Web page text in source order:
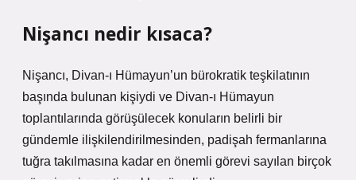
Nişancı nedir kısaca?
Nişancı, Divan-ı Hümayun’un bürokratik teşkilatının
başında bulunan kişiydi ve Divan-ı Hümayun
toplantılarında görüşülecek konuların belirli bir
gündemle ilişkilendirilmesinden, padişah fermanlarına
tuğra takılmasına kadar en önemli görevi sayılan birçok